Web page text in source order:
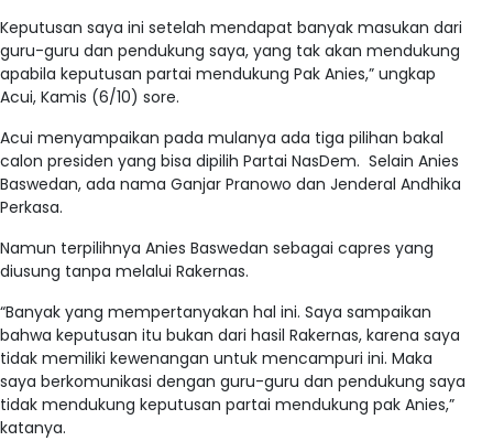
Keputusan saya ini setelah mendapat banyak masukan dari
guru-guru dan pendukung saya, yang tak akan mendukung
apabila keputusan partai mendukung Pak Anies,” ungkap
Acui, Kamis (6/10) sore.
Acui menyampaikan pada mulanya ada tiga pilihan bakal
calon presiden yang bisa dipilih Partai NasDem. Selain Anies
Baswedan, ada nama Ganjar Pranowo dan Jenderal Andhika
Perkasa.
Namun terpilihnya Anies Baswedan sebagai capres yang
diusung tanpa melalui Rakernas.
“Banyak yang mempertanyakan hal ini. Saya sampaikan
bahwa keputusan itu bukan dari hasil Rakernas, karena saya
tidak memiliki kewenangan untuk mencampuri ini. Maka
saya berkomunikasi dengan guru-guru dan pendukung saya
tidak mendukung keputusan partai mendukung pak Anies,”
katanya.